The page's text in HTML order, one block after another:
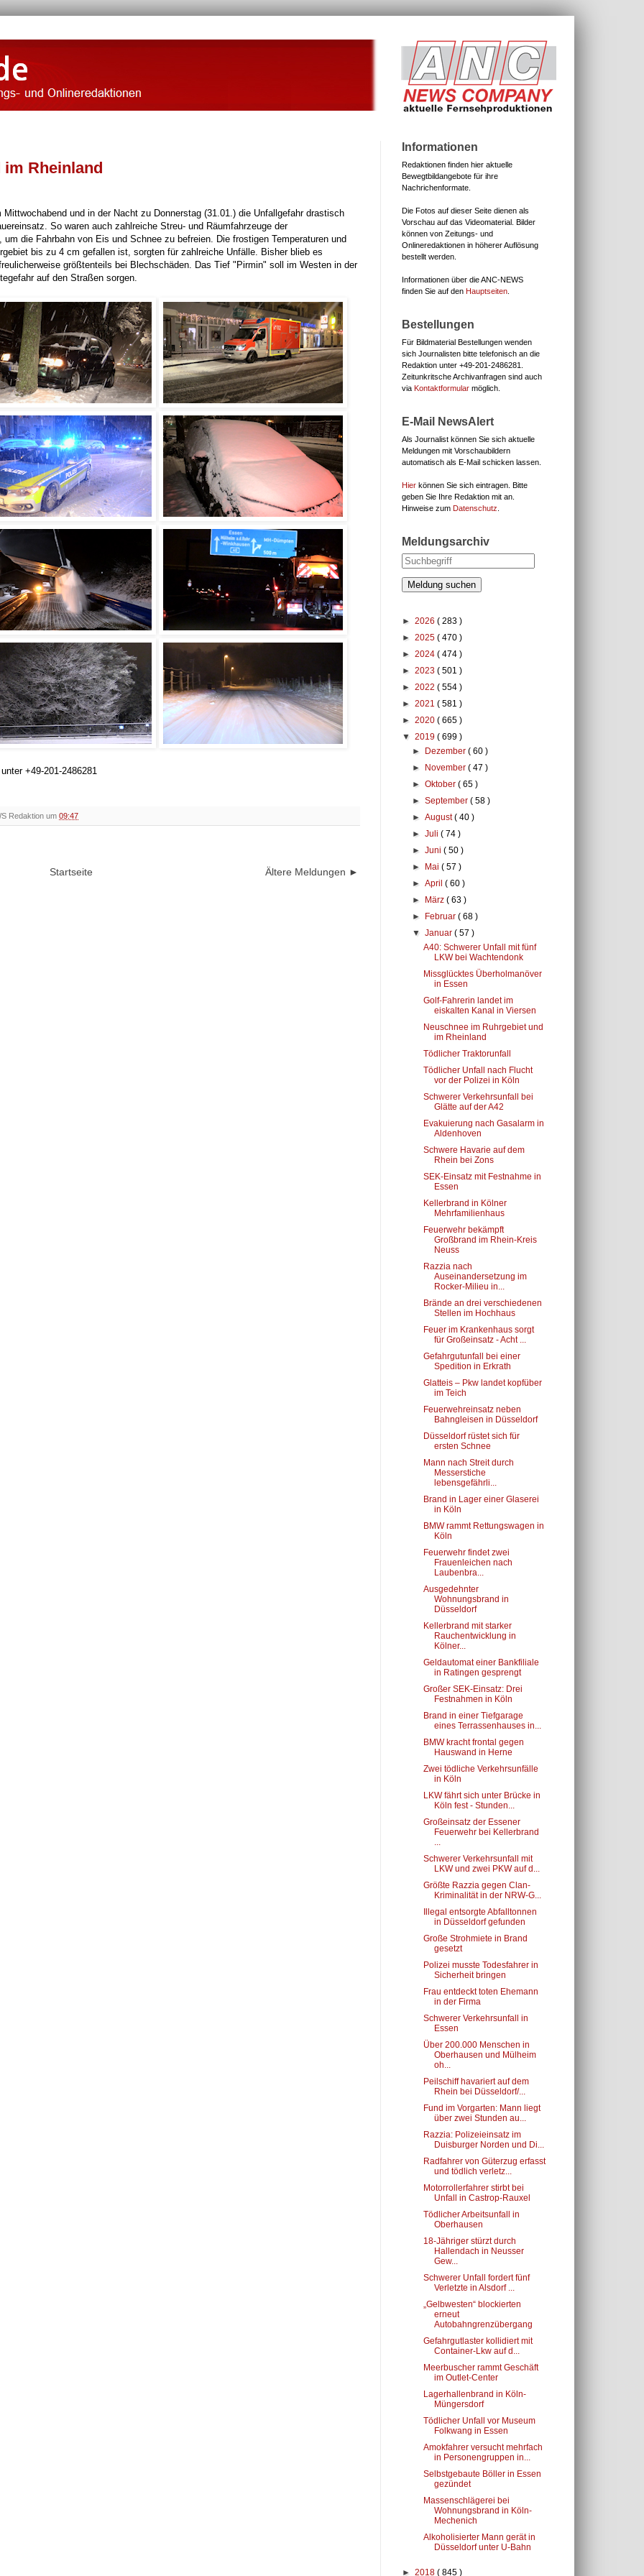
im Rheinland
und in der Nacht zu Donnerstag (31.01.) die Unfallgefahr drastisch
So waren auch zahlreiche Streu- und Räumfahrzeuge der
die Fahrbahn von Eis und Schnee zu befreien. Die frostigen Temperaturen und
bis zu 4 cm gefallen ist, sorgten für zahlreiche Unfälle. Bisher blieb es
größtenteils bei Blechschäden. Das Tief "Pirmin" soll im Westen in der
auf den Straßen sorgen.
+49-201-2486281
Redaktion um 09:47
Ältere Meldungen ►
Startseite
Informationen
Redaktionen finden hier aktuelle
Bewegtbildangebote für ihre
Nachrichenformate.
Die Fotos auf dieser Seite dienen als
Vorschau auf das Videomaterial. Bilder
können von Zeitungs- und
Onlineredaktionen in höherer Auflösung
bestellt werden.
Informationen über die ANC-NEWS
finden Sie auf den Hauptseiten
Bestellungen
Für Bildmaterial Bestellungen wenden
sich Journalisten bitte telefonisch an die
Redaktion unter +49-201-2486281.
Zeitunkritsche Archivanfragen sind auch
via Kontaktformular möglich.
E-Mail NewsAlert
Als Journalist können Sie sich aktuelle
Meldungen mit Vorschaubildern
automatisch als E-Mail schicken lassen.
Hier können Sie sich eintragen. Bitte
geben Sie Ihre Redaktion mit an.
Hinweise zum Datenschutz
Meldungsarchiv
Meldung suchen
► 2026 ( 283 )
► 2025 ( 470 )
► 2024 ( 474 )
► 2023 ( 501 )
► 2022 ( 554 )
► 2021 ( 581 )
► 2020 ( 665 )
▼ 2019 ( 699 )
►
Dezember( 60 )
►
November( 47 )
►Oktober( 65 )
►September( 58 )
►August( 40 )
►Juli( 74 )
►Juni( 50 )
►
Mai( 57 )
►April( 60 )
►
März( 63 )
►
Februar( 68 )
▼Januar( 57 )
A40: Schwerer Unfall mit fünf
LKW bei Wachtendonk
Missglücktes Überholmanöver
in Essen
Golf-Fahrerin landet im
eiskalten Kanal in Viersen
Neuschnee im Ruhrgebiet und
im Rheinland
Tödlicher Traktorunfall
Tödlicher Unfall nach Flucht
vor der Polizei in Köln
Schwerer Verkehrsunfall bei
Glätte auf der A42
Evakuierung nach Gasalarm in
Aldenhoven
Schwere Havarie auf dem
Rhein bei Zons
SEK-Einsatz mit Festnahme in
Essen
Kellerbrand in Kölner
Mehrfamilienhaus
Feuerwehr bekämpft
Großbrand im Rhein-Kreis
Neuss
Razzia nach
Auseinandersetzung im
Rocker-Milieu in...
Brände an drei verschiedenen
Stellen im Hochhaus
Feuer im Krankenhaus sorgt
für Großeinsatz - Acht ...
Gefahrgutunfall bei einer
Spedition in Erkrath
Glatteis – Pkw landet kopfüber
im Teich
Feuerwehreinsatz neben
Bahngleisen in Düsseldorf
Düsseldorf rüstet sich für
ersten Schnee
Mann nach Streit durch
Messerstiche
lebensgefährli...
Brand in Lager einer Glaserei
in Köln
BMW rammt Rettungswagen in
Köln
Feuerwehr findet zwei
Frauenleichen nach
Laubenbra...
Ausgedehnter
Wohnungsbrand in
Düsseldorf
Kellerbrand mit starker
Rauchentwicklung in
Kölner...
Geldautomat einer Bankfiliale
in Ratingen gesprengt
Großer SEK-Einsatz: Drei
Festnahmen in Köln
Brand in einer Tiefgarage
eines Terrassenhauses in...
BMW kracht frontal gegen
Hauswand in Herne
Zwei tödliche Verkehrsunfälle
in Köln
LKW fährt sich unter Brücke in
Köln fest - Stunden...
Großeinsatz der Essener
Feuerwehr bei Kellerbrand
...
Schwerer Verkehrsunfall mit
LKW und zwei PKW auf d...
Größte Razzia gegen Clan-
Kriminalität in der NRW-G...
Illegal entsorgte Abfalltonnen
in Düsseldorf gefunden
Große Strohmiete in Brand
gesetzt
Polizei musste Todesfahrer in
Sicherheit bringen
Frau entdeckt toten Ehemann
in der Firma
Schwerer Verkehrsunfall in
Essen
Über 200.000 Menschen in
Oberhausen und Mülheim
oh...
Peilschiff havariert auf dem
Rhein bei Düsseldorf/...
Fund im Vorgarten: Mann liegt
über zwei Stunden au...
Razzia: Polizeieinsatz im
Duisburger Norden und Di...
Radfahrer von Güterzug erfasst
und tödlich verletz...
Motorrollerfahrer stirbt bei
Unfall in Castrop-Rauxel
Tödlicher Arbeitsunfall in
Oberhausen
18-Jähriger stürzt durch
Hallendach in Neusser
Gew...
Schwerer Unfall fordert fünf
Verletzte in Alsdorf ...
„Gelbwesten“ blockierten
erneut
Autobahngrenzübergang
Gefahrgutlaster kollidiert mit
Container-Lkw auf d...
Meerbuscher rammt Geschäft
im Outlet-Center
Lagerhallenbrand in Köln-
Müngersdorf
Tödlicher Unfall vor Museum
Folkwang in Essen
Amokfahrer versucht mehrfach
in Personengruppen in...
Selbstgebaute Böller in Essen
gezündet
Massenschlägerei bei
Wohnungsbrand in Köln-
Mechenich
Alkoholisierter Mann gerät in
Düsseldorf unter U-Bahn
► 2018 ( 845 )